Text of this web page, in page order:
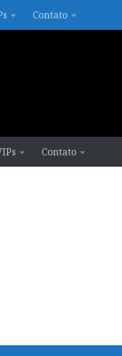
Contato
Contato